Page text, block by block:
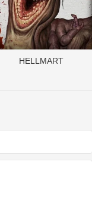
HELLMART